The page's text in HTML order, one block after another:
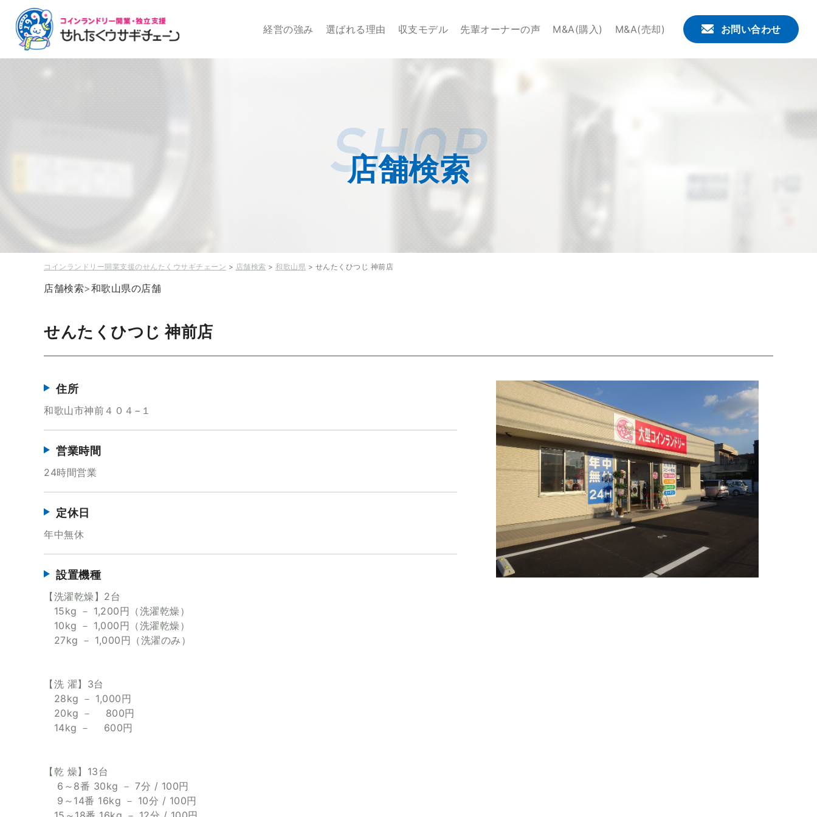
コインランドリー開業・経営のことならせんたくウサギチェーンにお任せ下さい。せんたくウサギチェーンでは、これからコインランドリ
経営の強み
選ばれる理由 収支モデル 先輩オーナーの声 M&A(購入) M&A(売却) お問い合わせ
店舗検索
コインランドリー開業支援のせんたくウサギチェーン > 店舗検索 > 和歌山県 > せんたくひつじ 神前店
店舗検索>和歌山県の店舗
せんたくひつじ 神前店
住所
和歌山市神前４０４−１
営業時間
24時間営業
定休日
年中無休
設置機種
【洗濯乾燥】2台
15kg － 1,200円（洗濯乾燥）
10kg － 1,000円（洗濯乾燥）
27kg － 1,000円（洗濯のみ）
【洗 濯】3台
28kg － 1,000円
20kg － 800円
14kg － 600円
【乾 燥】13台
6～8番 30kg － 7分 / 100円
9～14番 16kg － 10分 / 100円